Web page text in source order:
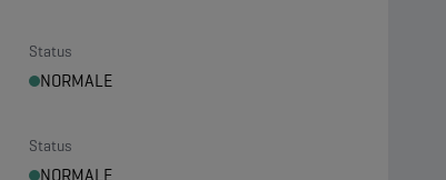
Status
NORMALE
Status
NORMALE